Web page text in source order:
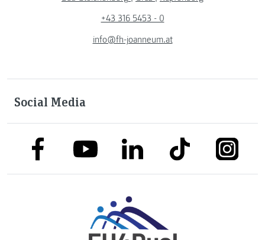
+43 316 5453 - 0
info@fh-joanneum.at
Social Media
link to facebooklink to youtubelink to linkedinlink to tiktok link to